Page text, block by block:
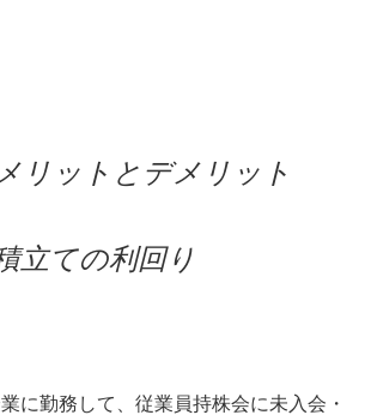
リットとデメリット
立ての利回り
に勤務して、従業員持株会に未入会・